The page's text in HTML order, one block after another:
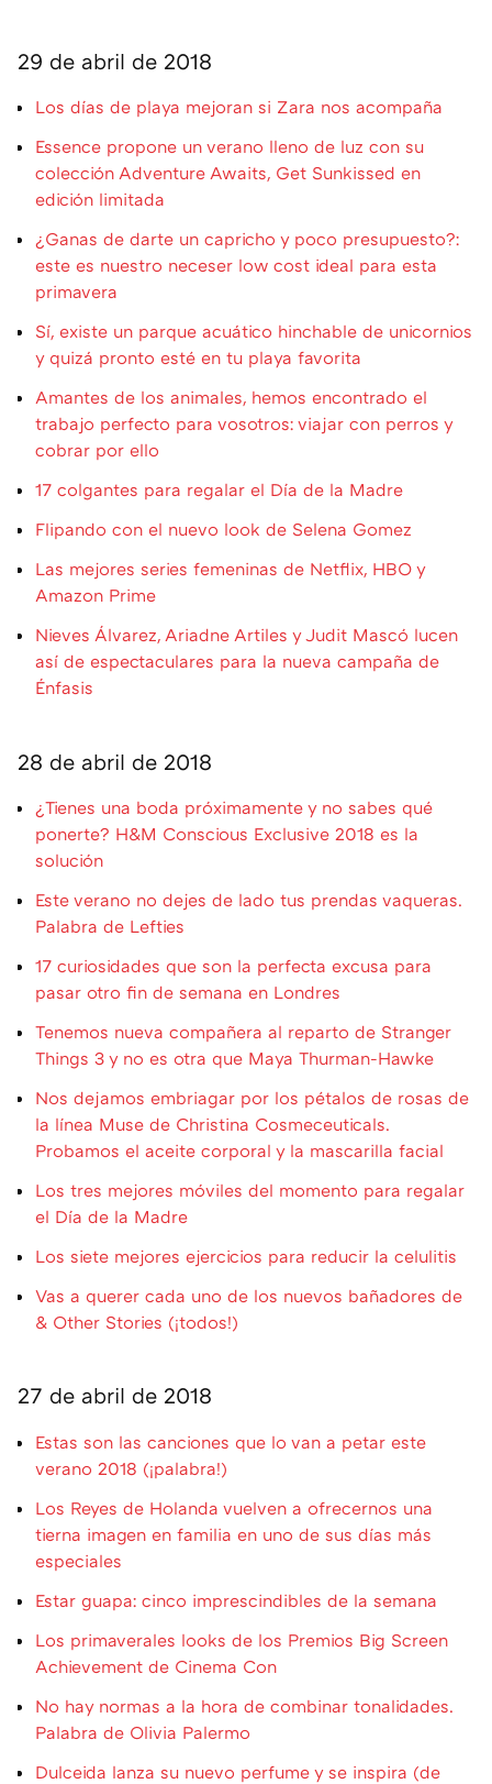
29 de abril de 2018
Los días de playa mejoran si Zara nos acompaña
Essence propone un verano lleno de luz con su
colección Adventure Awaits, Get Sunkissed en
edición limitada
¿Ganas de darte un capricho y poco presupuesto?:
este es nuestro neceser low cost ideal para esta
primavera
Sí, existe un parque acuático hinchable de unicornios
y quizá pronto esté en tu playa favorita
Amantes de los animales, hemos encontrado el
trabajo perfecto para vosotros: viajar con perros y
cobrar por ello
17 colgantes para regalar el Día de la Madre
Flipando con el nuevo look de Selena Gomez
Las mejores series femeninas de Netflix, HBO y
Amazon Prime
Nieves Álvarez, Ariadne Artiles y Judit Mascó lucen
así de espectaculares para la nueva campaña de
Énfasis
28 de abril de 2018
¿Tienes una boda próximamente y no sabes qué
ponerte? H&M Conscious Exclusive 2018 es la
solución
Este verano no dejes de lado tus prendas vaqueras.
Palabra de Lefties
17 curiosidades que son la perfecta excusa para
pasar otro fin de semana en Londres
Tenemos nueva compañera al reparto de Stranger
Things 3 y no es otra que Maya Thurman-Hawke
Nos dejamos embriagar por los pétalos de rosas de
la línea Muse de Christina Cosmeceuticals.
Probamos el aceite corporal y la mascarilla facial
Los tres mejores móviles del momento para regalar
el Día de la Madre
Los siete mejores ejercicios para reducir la celulitis
Vas a querer cada uno de los nuevos bañadores de
& Other Stories (¡todos!)
27 de abril de 2018
Estas son las canciones que lo van a petar este
verano 2018 (¡palabra!)
Los Reyes de Holanda vuelven a ofrecernos una
tierna imagen en familia en uno de sus días más
especiales
Estar guapa: cinco imprescindibles de la semana
Los primaverales looks de los Premios Big Screen
Achievement de Cinema Con
No hay normas a la hora de combinar tonalidades.
Palabra de Olivia Palermo
Dulceida lanza su nuevo perfume y se inspira (de